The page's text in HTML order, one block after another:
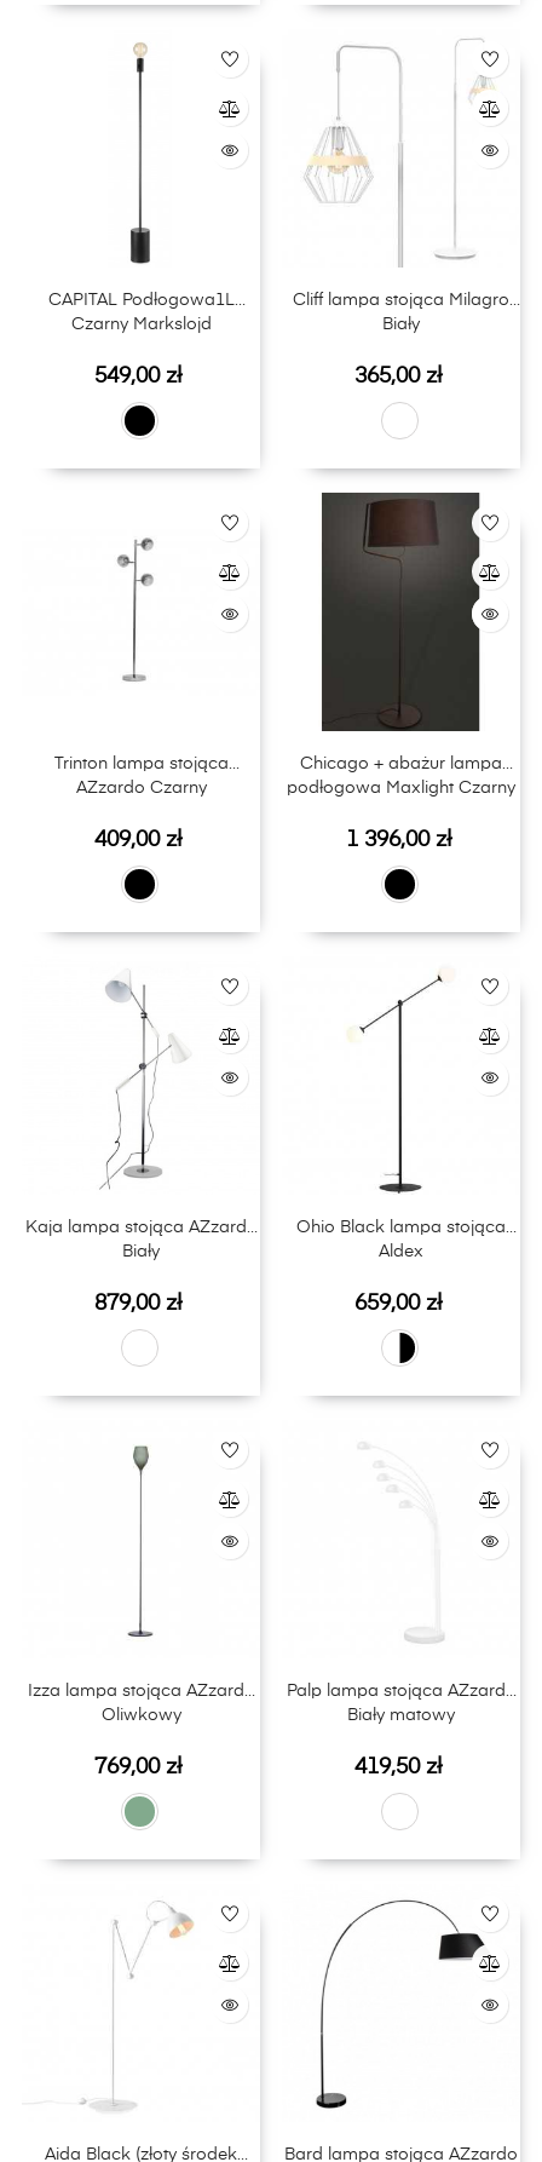
CAPITAL Podłogowa1L
Czarny Markslojd
Cena
549,00 zł
Cliff lampa stojąca Milagro
Biały
Cena
365,00 zł
Trinton lampa stojąca
AZzardo Czarny
Cena
409,00 zł
Chicago + abażur lampa
podłogowa Maxlight Czarny
Cena
1 396,00 zł
Kaja lampa stojąca AZzardo
Biały
Cena
879,00 zł
Ohio Black lampa stojąca
Aldex
Cena
659,00 zł
Izza lampa stojąca AZzardo
Oliwkowy
Cena
769,00 zł
Palp lampa stojąca AZzardo
Biały matowy
Cena
419,50 zł
Aida Black (złoty środek Bard lampa stojąca AZzardo